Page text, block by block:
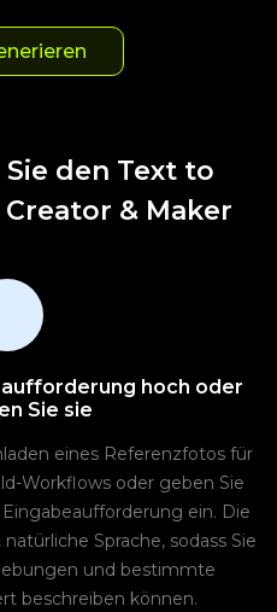
den Text to
& Maker
hoch oder
Sie sie
eines Referenzfotos für
Workflows oder geben Sie
ein. Die
Sprache, sodass Sie
und bestimmte
beschreiben können.